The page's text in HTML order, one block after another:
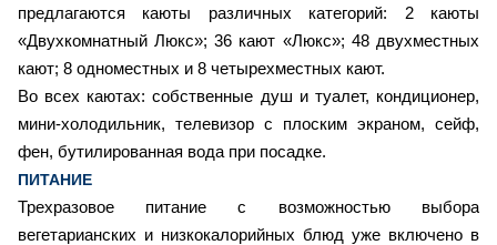
предлагаются каюты различных категорий: 2 каюты
«Двухкомнатный Люкс»; 36 кают «Люкс»; 48 двухместных
кают; 8 одноместных и 8 четырехместных кают.
Во всех каютах: собственные душ и туалет, кондиционер,
мини-холодильник, телевизор с плоским экраном, сейф,
фен, бутилированная вода при посадке.
ПИТАНИЕ
Трехразовое питание с возможностью выбора
вегетарианских и низкокалорийных блюд уже включено в